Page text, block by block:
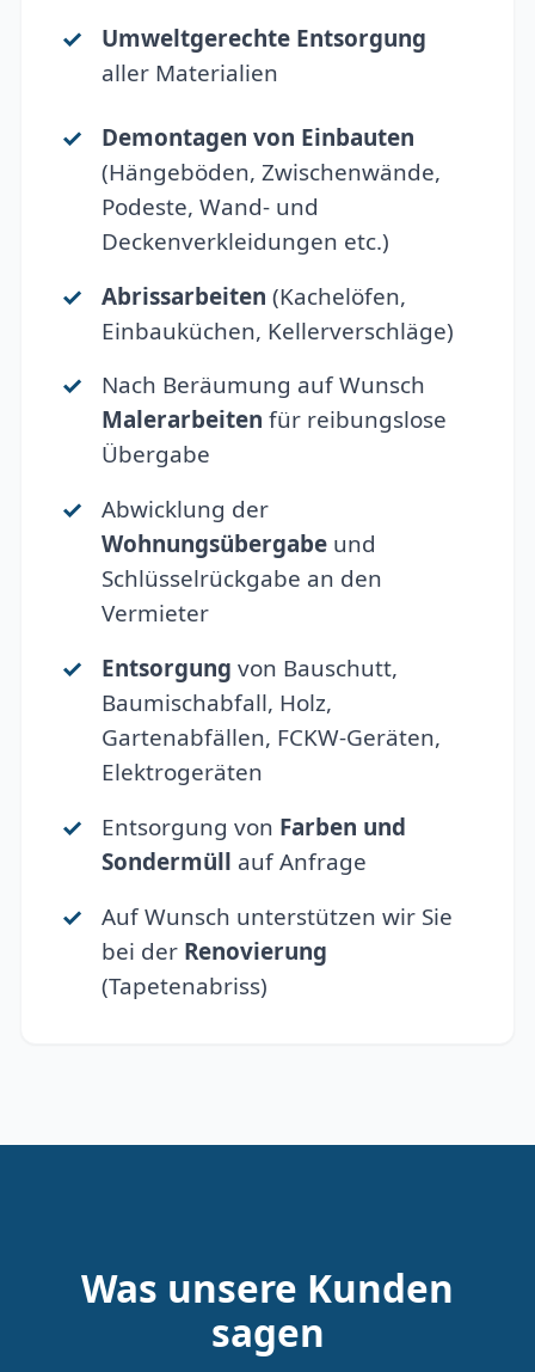
Umweltgerechte Entsorgung
aller Materialien
Demontagen von Einbauten
(Hängeböden, Zwischenwände,
Podeste, Wand- und
Deckenverkleidungen etc.)
Abrissarbeiten (Kachelöfen,
Einbauküchen, Kellerverschläge)
Nach Beräumung auf Wunsch
Malerarbeiten für reibungslose
Übergabe
Abwicklung der
Wohnungsübergabeund
Schlüsselrückgabe an den
Vermieter
Entsorgung von Bauschutt,
Baumischabfall, Holz,
Gartenabfällen, FCKW-Geräten,
Elektrogeräten
Entsorgung von Farben und
Sondermüll auf Anfrage
Auf Wunsch unterstützen wir Sie
bei der Renovierung
(Tapetenabriss)
Was unsere Kunden
sagen